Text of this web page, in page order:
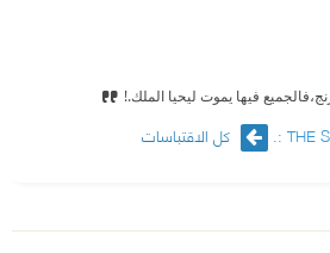
فيها يموت ليحيا الملك.!
كل الاقتباسات